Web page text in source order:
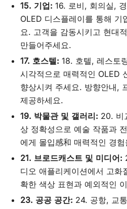
15. 기업: 16. 로비, 회의실,
OLED 디스플레이를 통해 기
요. 고객을 감동시키고 현대
만들어주세요.
17. 호스텔: 18. 호텔, 레스토
시각적으로 매력적인 OLED
향상시켜 주세요. 방향안내,
제공하세요.
19. 박물관 및 갤러리: 20. 비
상 정확성으로 예술 작품과
에게 몰입感和 매력적인 경
21. 브로드캐스트 및 미디어:
디오 애플리케이션에서 고화
확한 색상 표현과 예외적인
23. 공공 공간: 24. 공항, 교